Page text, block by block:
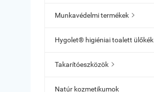
Munkavédelmi termékek 
Hygolet® higiéniai toalett ülőkék
Takarítóeszközök 
Natúr kozmetikumok